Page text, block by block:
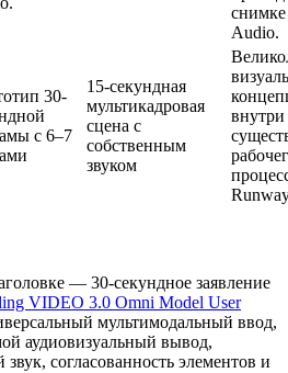
Audio.
30-
с 6–7
15-секундная
мультикадровая
сцена с
собственным
звуком
внутри
— 30-секундное заявление
VIDEO 3.0 Omni Model User
мультимодальный ввод,
аудиовизуальный вывод,
согласованность элементов и